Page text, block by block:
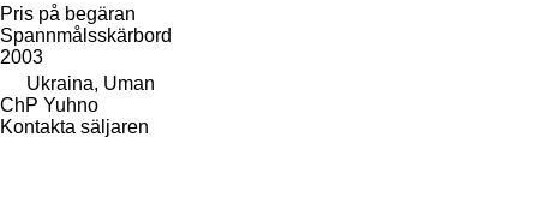
Pris på begäran
Spannmålsskärbord
2003
Ukraina, Uman
ChP Yuhno
Kontakta säljaren